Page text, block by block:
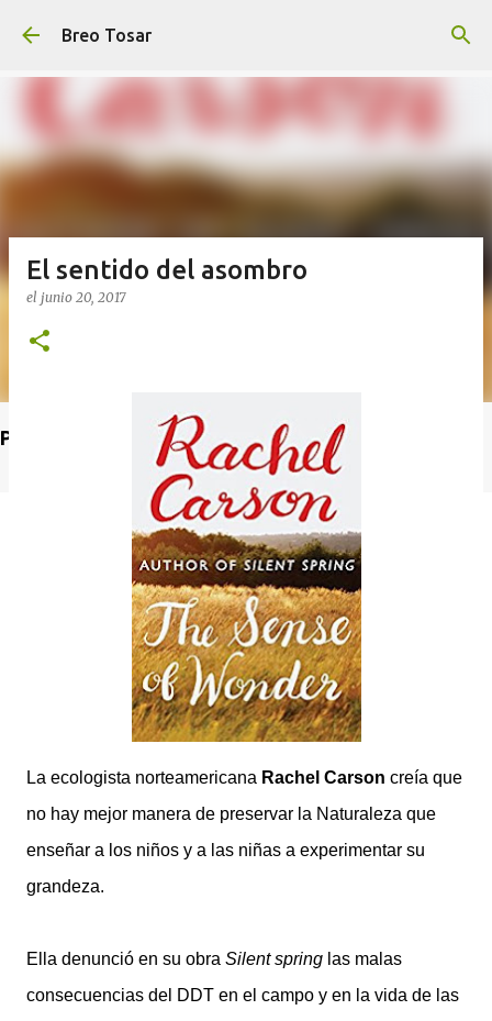
Breo Tosar
Poet's Abbey (Blog de lecturas)
El sentido del asombro
el junio 20, 2017
La ecologista norteamericana Rachel Carson creía que
no hay mejor manera de preservar la Naturaleza que
enseñar a los niños y a las niñas a experimentar su
grandeza.
Ella denunció en su obra Silent spring las malas
consecuencias del DDT en el campo y en la vida de las